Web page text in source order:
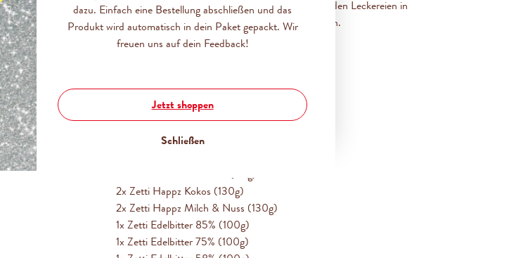
Entdecke das Zetti Probierpaket: allerlei Schokoladen Leckereien in
einem Set! Perfekt zum Teilen oder selbst genießen.
2x Zetti Knusperflocken Zartbitter (130g)
2x Zetti bambina Vollmilch (100g)
2x Zetti bambina Weiß (100g)
2x Zetti bambina Zartbitter (100g)
2x Zetti bambina Erdbeer (90g)
2x Zetti Happz Kokos (130g)
2x Zetti Happz Milch & Nuss (130g)
1x Zetti Edelbitter 85% (100g)
1x Zetti Edelbitter 75% (100g)
dazu. Einfach eine Bestellung abschließen und das
Produkt wird automatisch in dein Paket gepackt. Wir
freuen uns auf dein Feedback!
Jetzt shoppen
Schließen